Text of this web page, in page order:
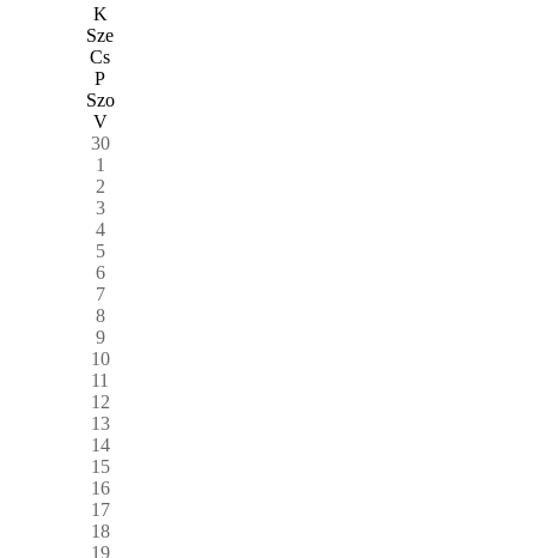
K
Sze
Cs
P
Szo
V
30
1
2
3
4
5
6
7
8
9
10
11
12
13
14
15
16
17
18
19